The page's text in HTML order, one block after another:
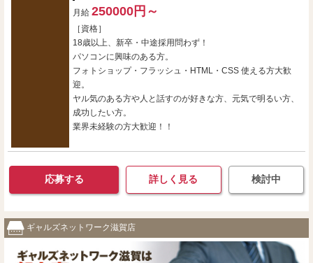
月給 250000円～
［資格］
18歳以上、新卒・中途採用問わず！
パソコンに興味のある方。
フォトショップ・フラッシュ・HTML・CSS 使える方大歓
迎。
ヤル気のある方や人と話すのが好きな方、元気で明るい方、
成功したい方。
業界未経験の方大歓迎！！
応募する 詳しく見る 検討中
ギャルズネットワーク滋賀店